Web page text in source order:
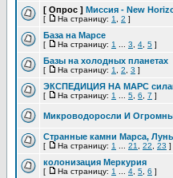
[ Опрос ] Миссия - New
[ На страницу: 1 2 ]
База на Марсе
[ На страницу: 1 3 4 5 ]
Базы на холодных планетах
[ На страницу: 1 2 3 ]
ЭКСПЕДИЦИЯ НА МАРС
[ На страницу: 1 5 6 7 ]
Микроводоросли И
Странные камни Марса,
[ На страницу: 1 21 22 23 ]
колонизация Меркурия
[ На страницу: 1 4 5 6 ]